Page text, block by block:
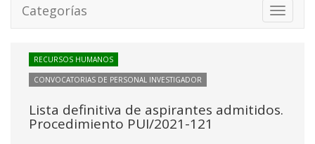
Toggle
Categorías
RECURSOS HUMANOS
CONVOCATORIAS DE PERSONAL INVESTIGADOR
Lista definitiva de aspirantes admitidos.
Procedimiento PUI/2021-121